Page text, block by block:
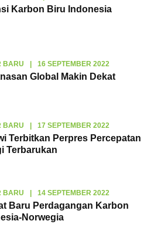
Karbon Biru Indonesia
BARU | 16 SEPTEMBER 2022
Global Makin Dekat
BARU | 17 SEPTEMBER 2022
Terbitkan Perpres Percepatan
Terbarukan
BARU | 14 SEPTEMBER 2022
Baru Perdagangan Karbon
Norwegia